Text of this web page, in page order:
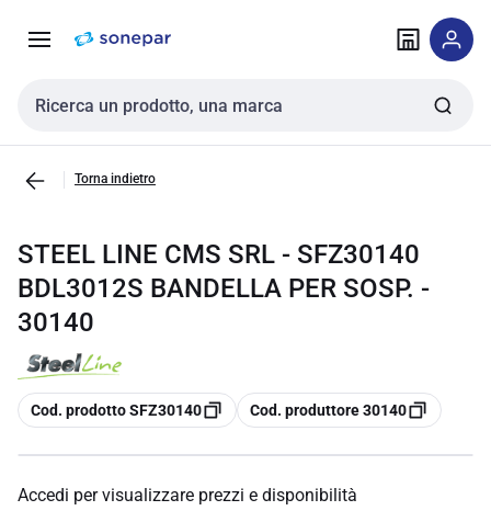
navigazione alla
Cerca input
Torna indietro
STEEL LINE CMS SRL - SFZ30140
BDL3012S BANDELLA PER SOSP. -
30140
copia
Cod. prodotto SFZ30140 copia
Cod. produttore 30140
Accedi per visualizzare prezzi e disponibilità